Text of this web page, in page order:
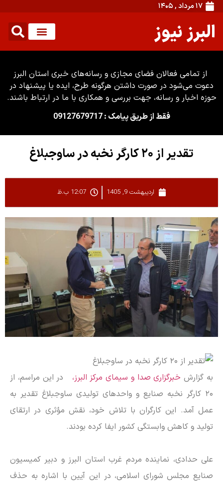
۱۷ مرداد , ۱۴۰۵
البرز نیوز
از تمامی فعالان فضای مجازی و رسانه‌های خبری استان البرز
دعوت می‌شود در صورت داشتن هرگونه طرح، ایده یا پیشنهاد در
حوزه اخبار و رسانه، جهت بررسی و همکاری با ما در ارتباط باشند.
فقط از طریق پیامک : 09127679717
تقدیر از ۲۰ کارگر نخبه در ساوجبلاغ
اردیبهشت 9, 1405 12:07 ب.ظ
به گزارش خبرگزاری صدا و سیمای مرکز البرز،
در این مراسم، از
۲۰ کارگر نخبه صنایع و واحدهای تولیدی ساوجبلاغ تقدیر به
عمل آمد. این کارگران با تلاش خود، نقش مؤثری در ارتقای
تولید و کاهش وابستگی کشور ایفا کرده بودند.
علی حدادی، نماینده مردم غرب استان البرز و دبیر کمیسیون
صنایع مجلس شورای اسلامی، در این آیین با اشاره به حذف